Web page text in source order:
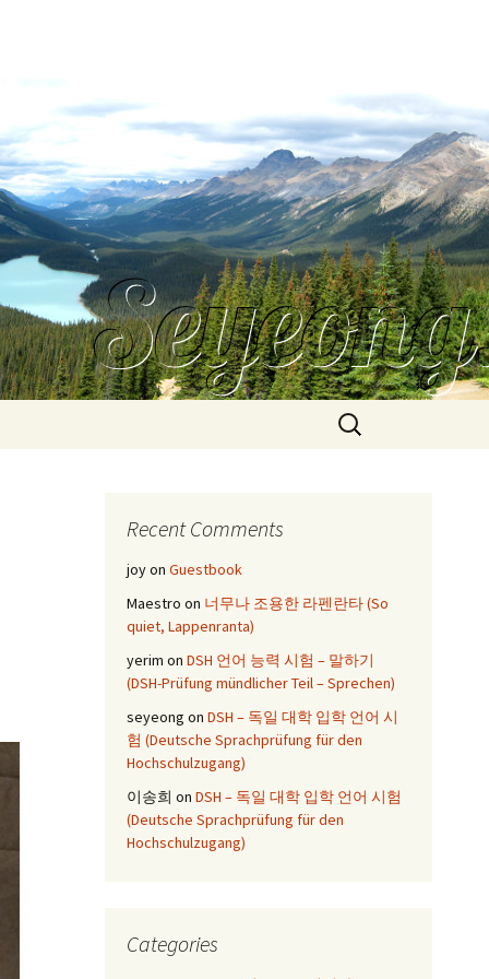
Search
for:
Recent Comments
joyon Guestbook
Maestro on 너무나 조용한 라펜란타 (So
quiet, Lappenranta)
yerim on DSH 언어 능력 시험 – 말하기
(DSH-Prüfung mündlicher Teil – Sprechen)
seyeong on DSH – 독일 대학 입학 언어 시
험 (Deutsche Sprachprüfung für den
Hochschulzugang)
이송희 on DSH – 독일 대학 입학 언어 시험
(Deutsche Sprachprüfung für den
Hochschulzugang)
Categories